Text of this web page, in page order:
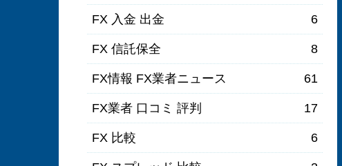
FX 入金 出金 6
FX 信託保全 8
FX情報 FX業者ニュース 61
FX業者 口コミ 評判 17
FX 比較 6